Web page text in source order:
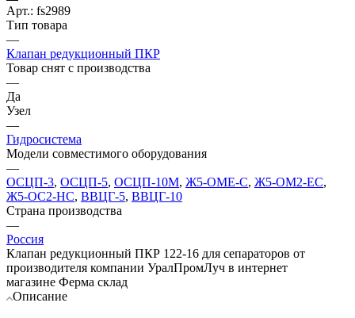
Арт.: fs2989
Тип товара
—
Клапан редукционный ПКР
Товар снят с производства
—
Да
Узел
—
Гидросистема
Модели совместимого оборудования
—
ОСЦП-3, ОСЦП-5, ОСЦП-10М, Ж5-ОМЕ-С, Ж5-ОМ2-ЕС,
Ж5-ОС2-НС, ВВЦГ-5, ВВЦГ-10
Страна производства
—
Россия
Клапан редукционный ПКР 122-16 для сепараторов от
производителя компании УралПромЛуч в интернет
магазине Ферма склад
Описание